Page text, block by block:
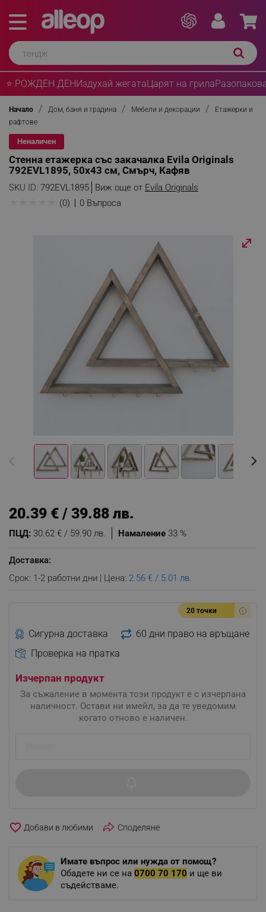
⭐ РОЖДЕН ДЕНИздухай жегатаЦарят на грила
Начало Дом, баня и градина Мебели и декорации
Етажерки и
рафтове
Неналичен
Стенна етажерка със закачалка Evila Originals
792EVL1895, 50х43 см, Смърч, Кафяв
SKU ID: 792EVL1895 Виж още от Evila Originals
(0) 0 Въпроса
Намаление 33 %
ПЦД: 30.62 € / 59.90 лв.
20.39 € / 39.88 лв.
Доставка:
Срок: 1-2 работни дни | Цена: 2.56 € / 5.01 лв.
20 точки
Сигурна доставка
60 дни право на връщане
Проверка на пратка
Изчерпан продукт
За съжаление в момента този продукт е с изчерпана
наличност. Остави ни имейл, за да те уведомим
когато отново е наличен.
favorite_border Споделяне
Имате въпрос или нужда от помощ?
Обадете ни се на 0700 70 170 и ще ви
съдействаме.